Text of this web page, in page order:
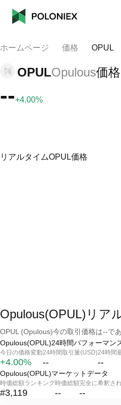
ホームページ 価格 OPUL
OPULOpulous価格
--+4.00%
リアルタイムOPUL価格
Opulous(OPUL)リア
OPUL (Opulous)今の取引価格は--で
Opulous(OPUL)24時間パフォーマン
今日の価格変動
+4.00%
24時間取引量(USD)
--
24時間
--
Opulous(OPUL)マーケットデータ
時価総額ランキング
#3,119
時価総額
--
完全に希釈さ
--